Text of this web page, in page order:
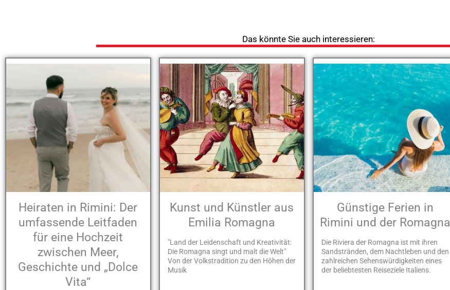
Das könnte Sie auch interessieren:
Heiraten in Rimini: Der
umfassende Leitfaden
für eine Hochzeit
zwischen Meer,
Geschichte und „Dolce
Vita“
Kunst und Künstler aus
Emilia Romagna
"Land der Leidenschaft und Kreativität:
Die Romagna singt und malt die Welt"
Von der Volkstradition zu den Höhen der
Musik
Günstige Ferien in
Rimini und der Romagna
Die Riviera der Romagna ist mit ihren
Sandstränden, dem Nachtleben und den
zahlreichen Sehenswürdigkeiten eines
der beliebtesten Reiseziele Italiens.